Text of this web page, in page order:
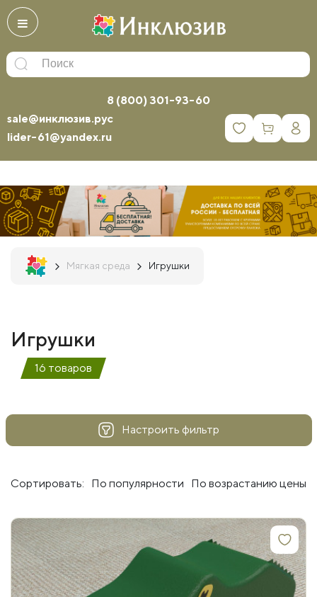
8 (800) 301-93-60
sale@инклюзив.рус
lider-61@yandex.ru
0
Мягкая среда Игрушки
Игрушки
16 товаров
Настроить фильтр
Сортировать: По популярности По возрастанию цены